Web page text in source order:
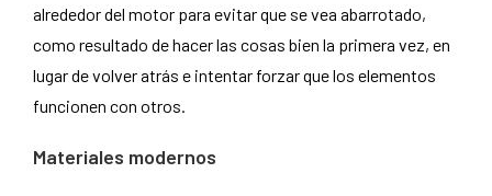
alrededor del motor para evitar que se vea abarrotado,
como resultado de hacer las cosas bien la primera vez, en
lugar de volver atrás e intentar forzar que los elementos
funcionen con otros.
Materiales modernos